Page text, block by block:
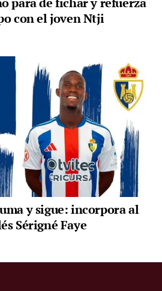
con el joven Ntji
y sigue: incorpora al
Sérigné Faye